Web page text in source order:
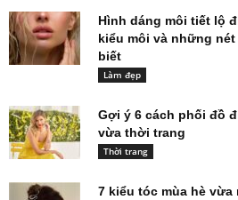
Hình dáng môi tiết lộ
kiểu môi và những
biết
Làm đẹp
Gợi ý 6 cách phối đồ
vừa thời trang
Thời trang
7 kiểu tóc mùa hè vừa